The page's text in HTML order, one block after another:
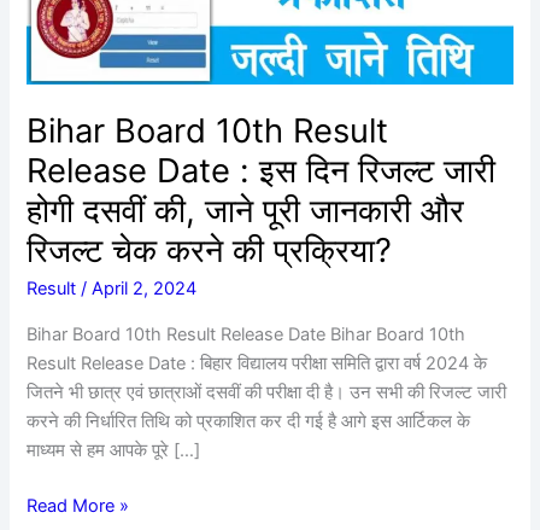
Bihar Board 10th Result
Release Date : इस दिन रिजल्ट जारी
होगी दसवीं की, जाने पूरी जानकारी और
रिजल्ट चेक करने की प्रक्रिया?
Result /April 2, 2024
Bihar Board 10th Result Release Date Bihar Board 10th
Result Release Date : बिहार विद्यालय परीक्षा समिति द्वारा वर्ष 2024 के
जितने भी छात्र एवं छात्राओं दसवीं की परीक्षा दी है। उन सभी की रिजल्ट जारी
करने की निर्धारित तिथि को प्रकाशित कर दी गई है आगे इस आर्टिकल के
माध्यम से हम आपके पूरे […]
इस
दिन
रिजल्ट
जारी
होगी
दसवीं
की,
जाने
पूरी
जानकारी
रिजल्ट
चेक
करने
की
प्रक्रिया?
Read More »